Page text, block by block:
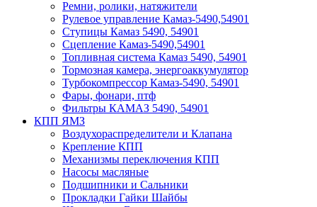
Ремни, ролики, натяжители
Рулевое управление Камаз-5490,54901
Ступицы Камаз 5490, 54901
Сцепление Камаз-5490,54901
Топливная система Камаз 5490, 54901
Тормозная камера, энергоаккумулятор
Турбокомпрессор Камаз-5490, 54901
Фары, фонари, птф
Фильтры КАМАЗ 5490, 54901
КПП ЯМЗ
Воздухораспределители и Клапана
Крепление КПП
Механизмы переключения КПП
Насосы масляные
Подшипники и Сальники
Прокладки Гайки Шайбы